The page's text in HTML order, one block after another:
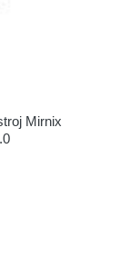
Mirnix